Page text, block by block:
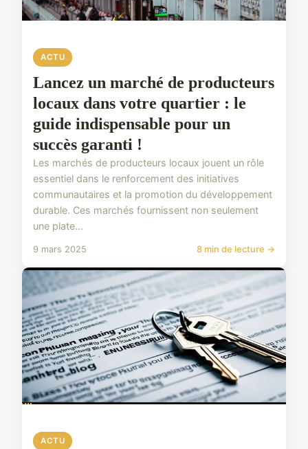
ACTU
Lancez un marché de producteurs
locaux dans votre quartier : le
guide indispensable pour un
succès garanti !
Les marchés de producteurs locaux jouent un rôle
essentiel dans le renforcement des initiatives
communautaires et la promotion du développement
durable. Ces marchés fournissent non seulement
une plate...
9 mars 2025 8 min de lecture →
ACTU